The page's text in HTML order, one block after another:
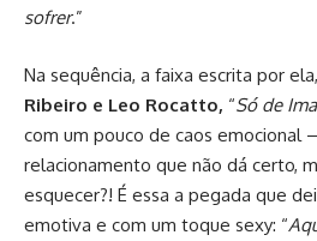
sofrer.”
Na sequência, a faixa escrita por ela,
Ribeiro e Leo Rocatto, “Só de
com um pouco de caos emocional
relacionamento que não dá certo,
esquecer?! É essa a pegada que
emotiva e com um toque sexy: “